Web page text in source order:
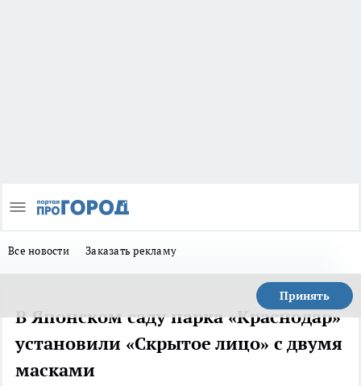
Все новости Заказать рекламу
Принять
В Японском саду парка «Краснодар»
установили «Скрытое лицо» с двумя
масками